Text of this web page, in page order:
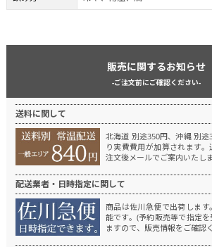
販売に関するお知らせ
-ご注文前にご確認ください-
送料に関して
北海道 別途350円、沖縄 別
り実費費用が加算されます。
注文後メールでご案内いたしま
配送業者・日時指定に関して
商品は佐川急便で出荷します。
能です。(予約販売等で指定
ますので、販売情報をご確認